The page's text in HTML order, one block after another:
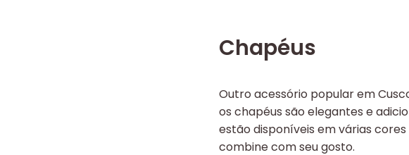
Chapéus
Outro acessório popular em
os chapéus são elegantes e
estão disponíveis em várias
combine com seu gosto.